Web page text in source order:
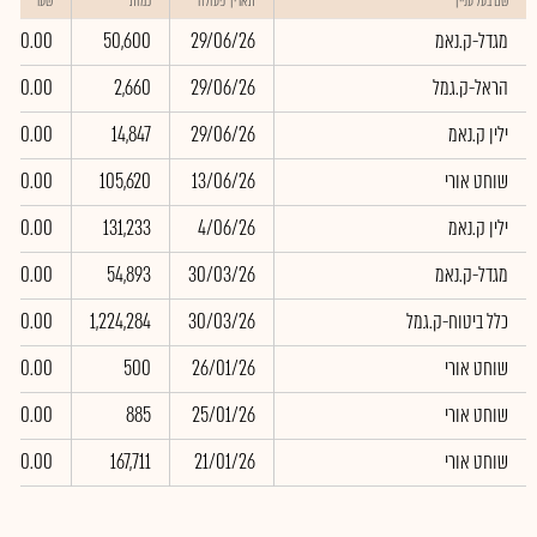
מגדל-ק.נאמ 29/06/26
50,600
0.00
הראל-ק.גמל
29/06/26
2,660
0.00
ילין ק.נאמ
29/06/26
14,847
0.00
שוחט אורי
13/06/26
105,620
0.00
ילין ק.נאמ
4/06/26
131,233
0.00
מגדל-ק.נאמ
30/03/26
54,893
0.00
כלל ביטוח-ק.גמל
30/03/26
1,224,284
0.00
שוחט אורי
26/01/26
500
0.00
שוחט אורי
25/01/26
885
0.00
שוחט אורי
21/01/26
167,711
0.00